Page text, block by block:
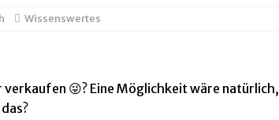
mehr Wirkung, weniger Nebenwirkung? CFTR
Wissenswertes
verkaufen 😜? Eine Möglichkeit wäre natürlich,